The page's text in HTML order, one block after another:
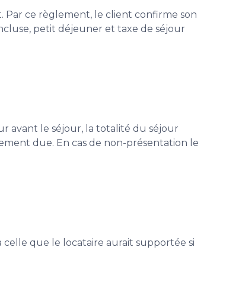
ce règlement, le client confirme son
petit déjeuner et taxe de séjour
avant le séjour, la totalité du séjour
due. En cas de non-présentation le
celle que le locataire aurait supportée si